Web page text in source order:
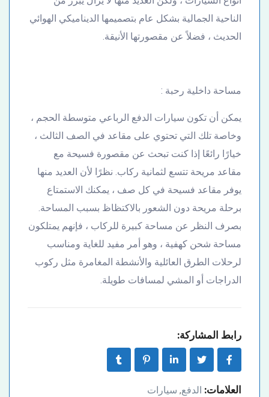
الناحية الجمالية بشكل عام بتصميمها الديناميكي الهوائي
الحديث ، فضلاً عن مقصورتها الأنيقة.
مساحة داخلية رحبة :
يمكن أن تكون سيارات الدفع الرباعي متوسطة الحجم ،
وخاصة تلك التي تحتوي على مقاعد في الصف الثالث ،
خيارًا رائعًا إذا كنت تبحث عن مقصورة فسيحة مع
مقاعد مريحة تتسع لثمانية ركاب. نظرًا لأن العديد منها
يوفر مقاعد فسيحة في كل صف ، يمكنك الاستمتاع
برحلة مريحة دون الشعور بالاكتظاظ بسبب المساحة.
بصرف النظر عن مساحة كبيرة للركاب ، فإنهم يمتلكون
مساحة شحن كهفية ، وهو أمر مفيد للغاية ومناسب
لرحلات الطرق العائلية والأنشطة المغامرة مثل ركوب
الدراجات أو المشي لمسافات طويلة.
رابط المشاركة:
العلامات: الدفع, سيارات